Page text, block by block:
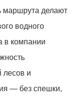
маршрута делают
водного
в компании
лесов и
— без спешки,